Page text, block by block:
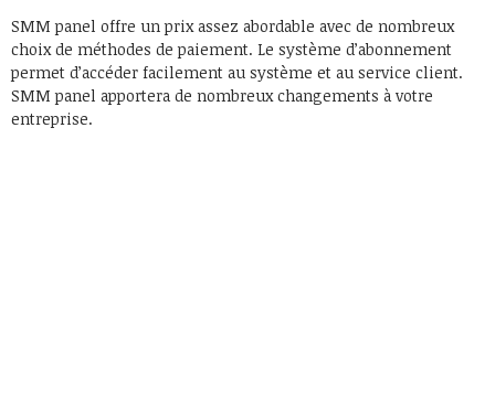
SMM panel offre un prix assez abordable avec de nombreux
choix de méthodes de paiement. Le système d’abonnement
permet d’accéder facilement au système et au service client.
SMM panel apportera de nombreux changements à votre
entreprise.